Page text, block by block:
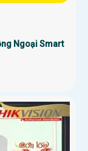
Ngoại Smart